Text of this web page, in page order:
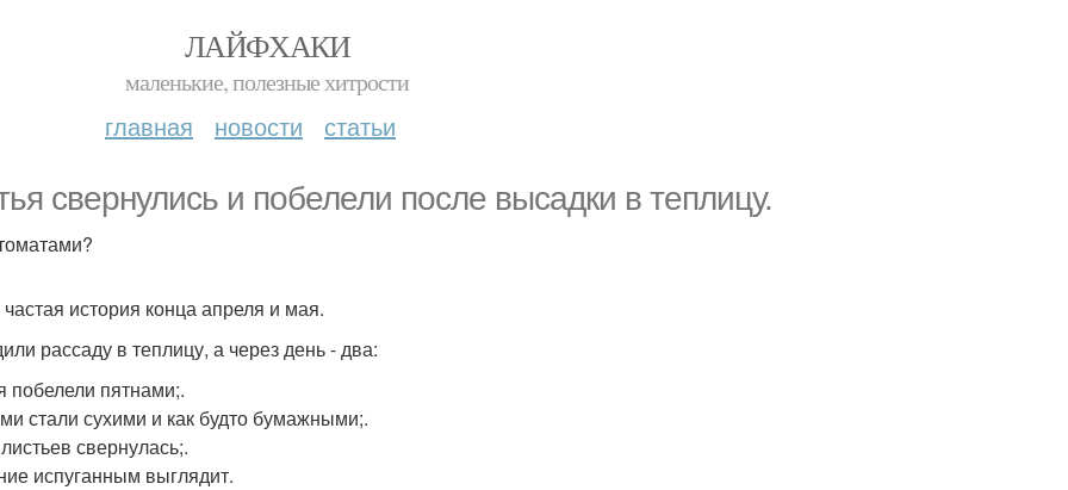
ЛАЙФХАКИ
маленькие, полезные хитрости
главная новости статьи
свернулись и побелели после высадки в теплицу.
история конца апреля и мая.
рассаду в теплицу, а через день - два:
побелели пятнами;.
стали сухими и как будто бумажными;.
свернулась;.
испуганным выглядит.